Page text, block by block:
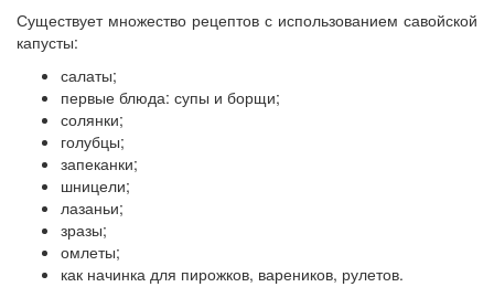
Существует множество рецептов с использованием савойской
капусты:
салаты;
первые блюда: супы и борщи;
солянки;
голубцы;
запеканки;
шницели;
лазаньи;
зразы;
омлеты;
как начинка для пирожков, вареников, рулетов.